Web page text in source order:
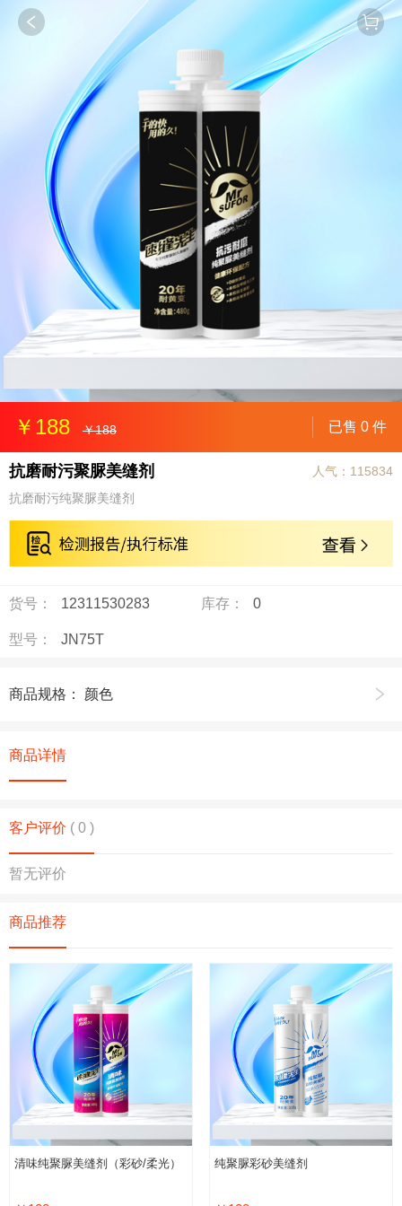
￥188 ￥188 已售 0 件
抗磨耐污聚脲美缝剂
人气：115834
抗磨耐污纯聚脲美缝剂
货号： 12311530283 库存： 0
型号： JN75T
商品规格： 颜色
商品详情
客户评价 ( 0 )
暂无评价
商品推荐
清味纯聚脲美缝剂（彩砂/柔光） 纯聚脲彩砂美缝剂